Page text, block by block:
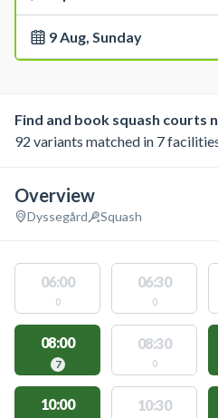
9 Aug, Sunday
Find and book squash courts
92 variants matched in 7
Overview
Dyssegård Squash
06:00
0
06:30
0
08:00
7
08:30
0
10:00 10:30